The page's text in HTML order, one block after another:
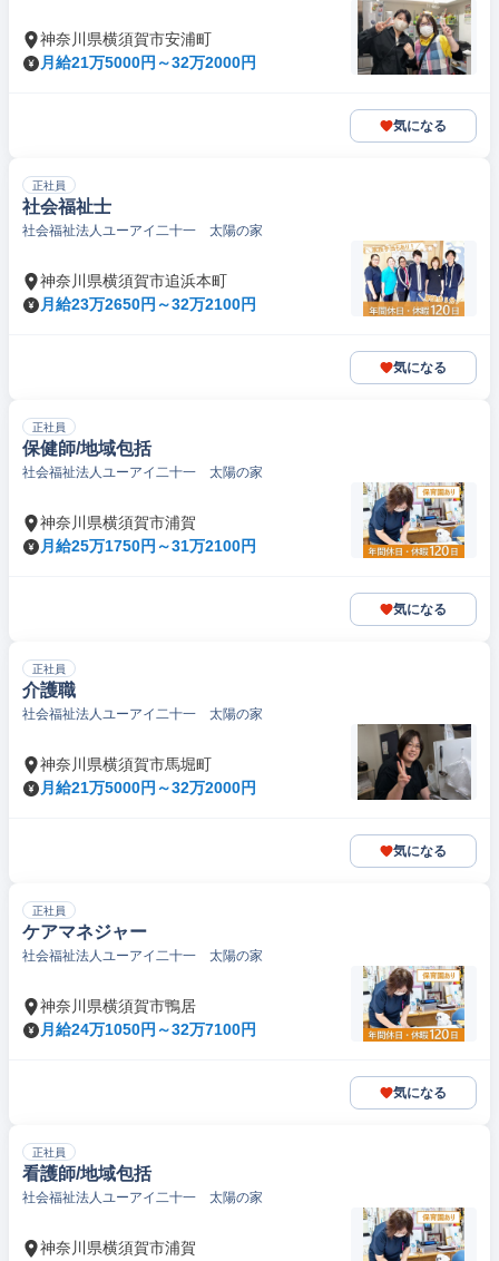
神奈川県横須賀市安浦町
月給21万5000円～32万2000円
気になる
正社員
社会福祉士
社会福祉法人ユーアイ二十一 太陽の家
神奈川県横須賀市追浜本町
月給23万2650円～32万2100円
気になる
正社員
保健師/地域包括
社会福祉法人ユーアイ二十一 太陽の家
神奈川県横須賀市浦賀
月給25万1750円～31万2100円
気になる
正社員
介護職
社会福祉法人ユーアイ二十一 太陽の家
神奈川県横須賀市馬堀町
月給21万5000円～32万2000円
気になる
正社員
ケアマネジャー
社会福祉法人ユーアイ二十一 太陽の家
神奈川県横須賀市鴨居
月給24万1050円～32万7100円
気になる
正社員
看護師/地域包括
社会福祉法人ユーアイ二十一 太陽の家
神奈川県横須賀市浦賀